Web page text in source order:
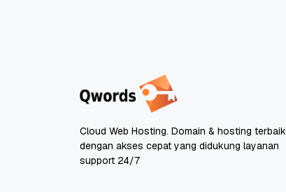
Cloud Web Hosting. Domain & hosting terbaik
dengan akses cepat yang didukung layanan
support 24/7